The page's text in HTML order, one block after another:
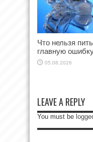
Что нельзя
главную
05.08.2026
LEAVE A REPLY
You must be